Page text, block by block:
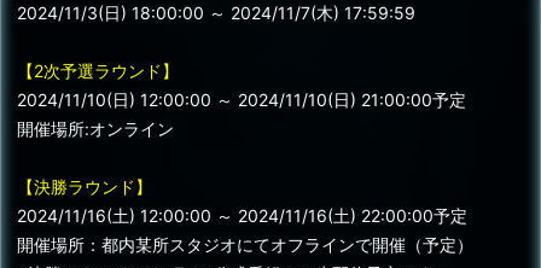
2024/11/3(日) 18:00:00 ～ 2024/11/7(木) 17:59:59
【2次予選ラウンド】
2024/11/10(日) 12:00:00 ～ 2024/11/10(日) 21:00:00予定
開催場所:オンライン
【決勝ラウンド】
2024/11/16(土) 12:00:00 ～ 2024/11/16(土) 22:00:00予定
開催場所：都内某所スタジオにてオフラインで開催（予定）